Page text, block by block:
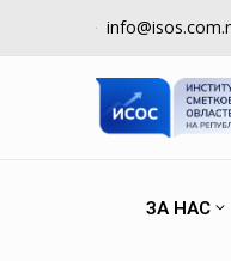
ЗА НАС